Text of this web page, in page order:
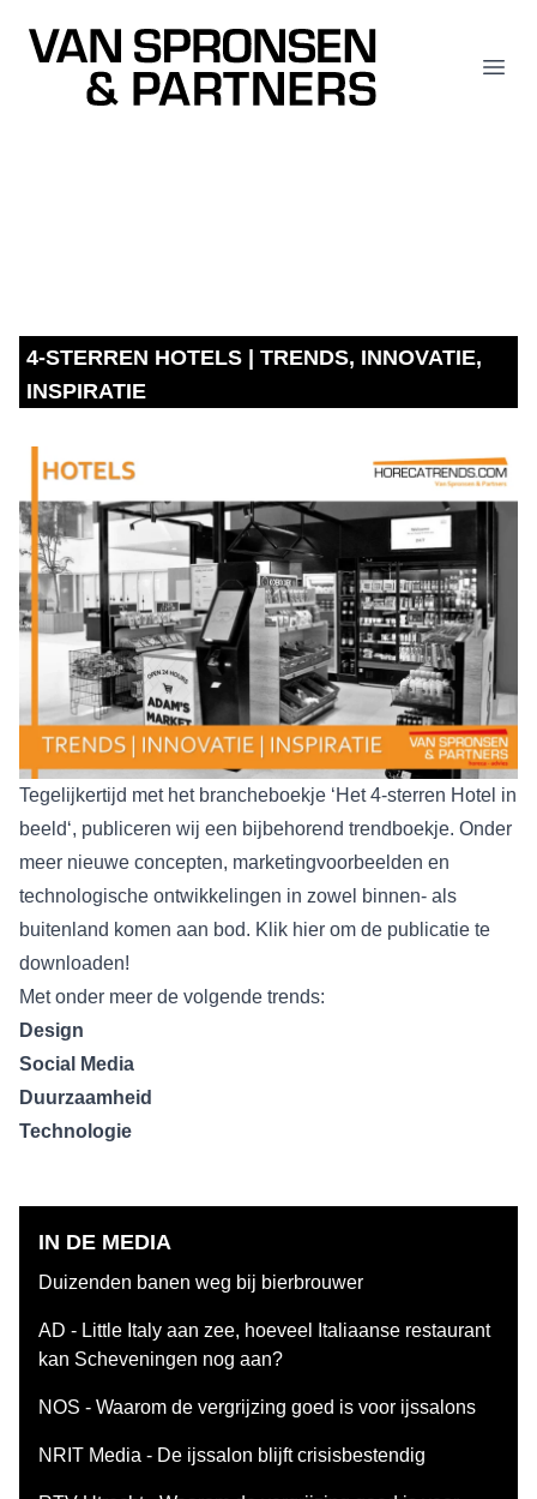
Van Spronsen & Partners
4-STERREN HOTELS | TRENDS, INNOVATIE,
INSPIRATIE
Tegelijkertijd met het brancheboekje ‘Het 4-sterren Hotel in
beeld‘, publiceren wij een bijbehorend trendboekje. Onder
meer nieuwe concepten, marketingvoorbeelden en
technologische ontwikkelingen in zowel binnen- als
buitenland komen aan bod. Klik hier om de publicatie te
downloaden!
Met onder meer de volgende trends:
Design
Social Media
Duurzaamheid
Technologie
IN DE MEDIA
Duizenden banen weg bij bierbrouwer
AD - Little Italy aan zee, hoeveel Italiaanse restaurant
kan Scheveningen nog aan?
NOS - Waarom de vergrijzing goed is voor ijssalons
NRIT Media - De ijssalon blijft crisisbestendig